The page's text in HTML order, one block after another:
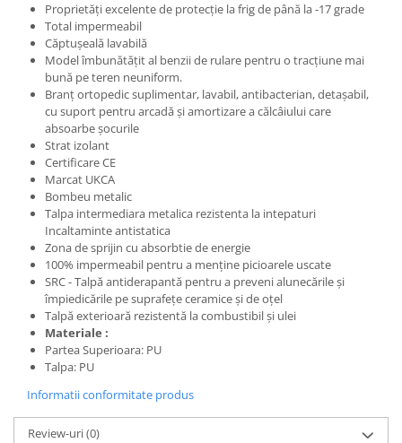
Proprietăți excelente de protecție la frig de până la -17 grade
Total impermeabil
Căptușeală lavabilă
Model îmbunătățit al benzii de rulare pentru o tracțiune mai
bună pe teren neuniform.
Branț ortopedic suplimentar, lavabil, antibacterian, detașabil,
cu suport pentru arcadă și amortizare a călcâiului care
absoarbe șocurile
Strat izolant
Certificare CE
Marcat UKCA
Bombeu metalic
Talpa intermediara metalica rezistenta la intepaturi
Incaltaminte antistatica
Zona de sprijin cu absorbtie de energie
100% impermeabil pentru a menține picioarele uscate
SRC - Talpă antiderapantă pentru a preveni alunecările și
împiedicările pe suprafețe ceramice și de oțel
Talpă exterioară rezistentă la combustibil și ulei
Materiale :
Partea Superioara: PU
Talpa: PU
Informatii conformitate produs
Review-uri(0)